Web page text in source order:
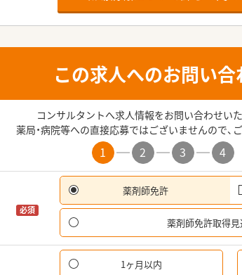
この求人へのお問い合
コンサルタントへ求人情報をお問い合わせいた
薬局・病院等への直接応募ではございませんので、
1 2 3 4
必須
薬剤師免許
薬剤師免許取得見
1ヶ月以内